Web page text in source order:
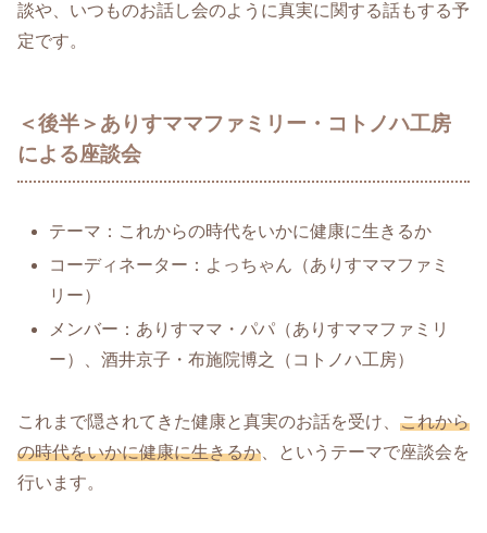
談や、いつものお話し会のように真実に関する話もする予
定です。
＜後半＞ありすママファミリー・コトノハ工房
による座談会
テーマ：これからの時代をいかに健康に生きるか
コーディネーター：よっちゃん（ありすママファミ
リー）
メンバー：ありすママ・パパ（ありすママファミリ
ー）、酒井京子・布施院博之（コトノハ工房）
これまで隠されてきた健康と真実のお話を受け、 これから
の時代をいかに健康に生きるか 、というテーマで座談会を
行います。